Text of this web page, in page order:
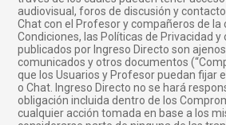
audiovisual, foros de discusión y
Chat con el Profesor y compañeros de la
Condiciones, las Políticas de Privacidad
publicados por Ingreso Directo son
comunicados y otros documentos
que los Usuarios y Profesor puedan fijar
o Chat. Ingreso Directo no se hará
obligación incluida dentro de los
cualquier acción tomada en base a los